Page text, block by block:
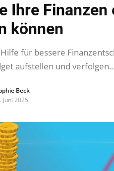
Ihre
können
für bessere
aufstellen und
Beck
Juni 2025